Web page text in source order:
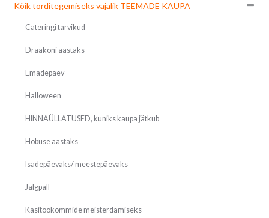
Kõik torditegemiseks vajalik TEEMADE KAUPA
Cateringi tarvikud
Draakoni aastaks
Emadepäev
Halloween
HINNAÜLLATUSED, kuniks kaupa jätkub
Hobuse aastaks
Isadepäevaks/ meestepäevaks
Jalgpall
Käsitöökommide meisterdamiseks